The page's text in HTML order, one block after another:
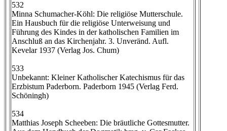
532
Minna Schumacher-Köhl: Die religiöse Mutterschule.
Ein Hausbuch für die religiöse Unterweisung und
Führung des Kindes in der katholischen Familien im
Anschluß an das Kirchenjahr. 3. Unveränd. Aufl.
Kevelar 1937 (Verlag Jos. Chum)
533
Unbekannt: Kleiner Katholischer Katechismus für das
Erzbistum Paderborn. Paderborn 1945 (Verlag Ferd.
Schöningh)
534
Matthias Joseph Scheeben: Die bräutliche Gottesmutter.